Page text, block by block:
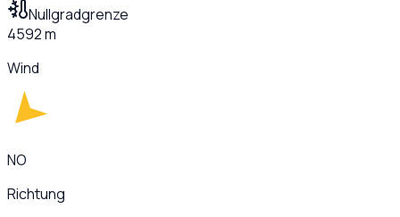
Nullgradgrenze
4592 m
Wind
NO
Richtung